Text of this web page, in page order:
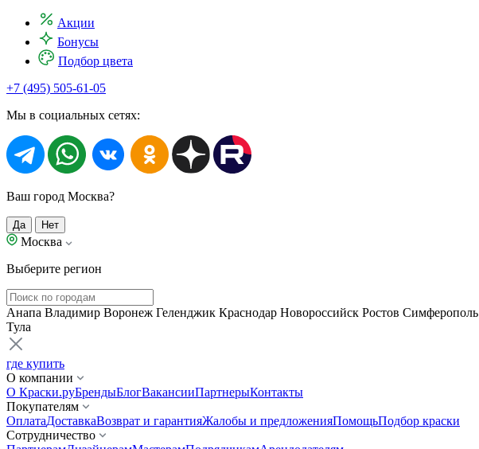
Акции
Бонусы
Подбор цвета
+7 (495) 505-61-05
Мы в социальных сетях:
Ваш город Москва?
Да Нет
Москва
Выберите регион
Анапа Владимир Воронеж Геленджик Краснодар Новороссийск Ростов Симферополь
Тула
где купить
О компании
О Краски.руБрендыБлогВакансииПартнерыКонтакты
Покупателям
ОплатаДоставкаВозврат и гарантияЖалобы и предложенияПомощьПодбор краски
Сотрудничество